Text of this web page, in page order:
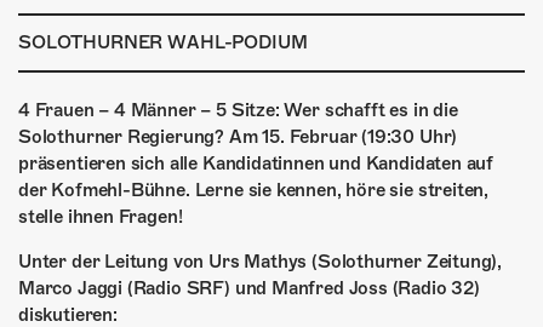
KONTAKT
ÜBER UNS
GÖNNEREI
SHOP
MITMACHEN
SOLOTHURNER WAHL-PODIUM
4 Frauen – 4 Männer – 5 Sitze: Wer schafft es in die
Solothurner Regierung? Am 15. Februar (19:30 Uhr)
präsentieren sich alle Kandidatinnen und Kandidaten auf
der Kofmehl-Bühne. Lerne sie kennen, höre sie streiten,
stelle ihnen Fragen!
Unter der Leitung von Urs Mathys (Solothurner Zeitung),
Marco Jaggi (Radio SRF) und Manfred Joss (Radio 32)
diskutieren: